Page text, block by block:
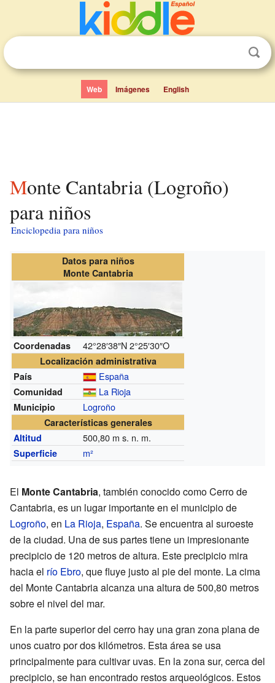
Web Imágenes English
Monte Cantabria (Logroño)
para niños
Enciclopedia para niños
Datos para niños
Monte Cantabria
Coordenadas 42°28′38″N2°25′30″O
Localización administrativa
País
España
Comunidad La Rioja
Municipio Logroño
Características generales
Altitud
500,80 m s. n. m.
Superficie m²
El Monte Cantabria, también conocido como Cerro de
Cantabria, es un lugar importante en el municipio de
Logroño, en La Rioja, España. Se encuentra al suroeste
de la ciudad. Una de sus partes tiene un impresionante
precipicio de 120 metros de altura. Este precipicio mira
hacia el río Ebro, que fluye justo al pie del monte. La cima
del Monte Cantabria alcanza una altura de 500,80 metros
sobre el nivel del mar.
En la parte superior del cerro hay una gran zona plana de
unos cuatro por dos kilómetros. Esta área se usa
principalmente para cultivar uvas. En la zona sur, cerca del
precipicio, se han encontrado restos arqueológicos. Estos